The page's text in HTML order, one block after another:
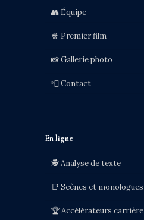
👥 Équipe
🍿 Premier film
📸 Gallerie photo
📮 Contact
En ligne
🕵️ Analyse de texte
📑 Scènes et monologues
🏆 Accélérateurs carrière